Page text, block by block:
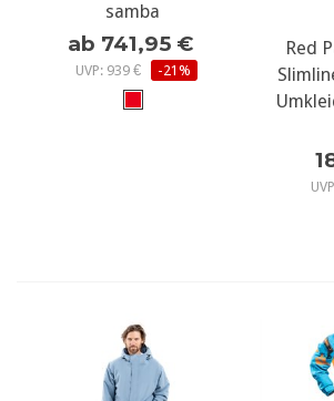
samba
ab 741,95 €
UVP: 939 € -21%
Red